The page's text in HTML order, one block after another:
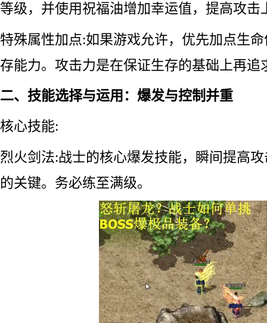
等级，并使用祝福油增加幸运值，提高攻击
特殊属性加点:如果游戏允许，优先加点生
存能力。攻击力是在保证生存的基础上再追
二、技能选择与运用：爆发与控制并重
核心技能:
烈火剑法:战士的核心爆发技能，瞬间提高
的关键。务必练至满级。